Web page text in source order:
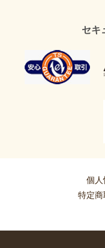
セキ
個人
特定